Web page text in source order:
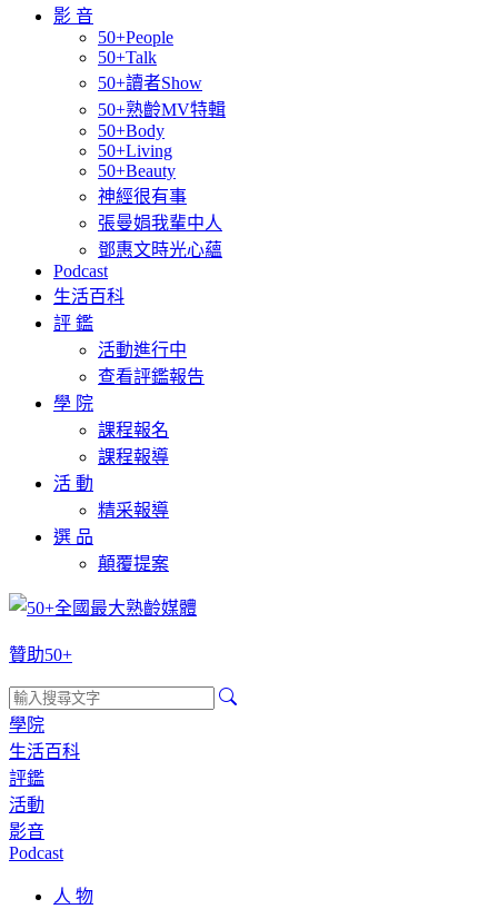
影 音
50+People
50+Talk
50+讀者Show
50+熟齡MV特輯
50+Body
50+Living
50+Beauty
神經很有事
張曼娟我輩中人
鄧惠文時光心蘊
Podcast
生活百科
評 鑑
活動進行中
查看評鑑報告
學 院
課程報名
課程報導
活 動
精采報導
選 品
顛覆提案
贊助50+
學院
生活百科
評鑑
活動
影音
Podcast
人 物